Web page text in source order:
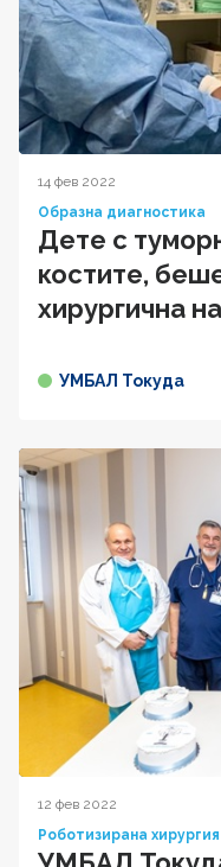
14 фев 2022
Образна диагностика
Дете с
костите,
хирургична
УМБАЛ Токуда
12 фев 2022
Роботизирана